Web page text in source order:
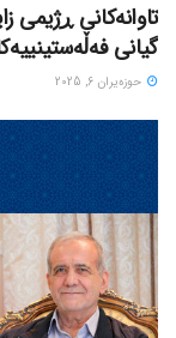
تاوانەکانی ڕژیمی
گیانی
حوزه‌یران 6, 2025